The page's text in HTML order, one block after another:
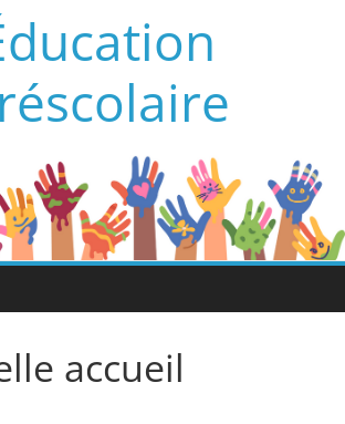
accueil